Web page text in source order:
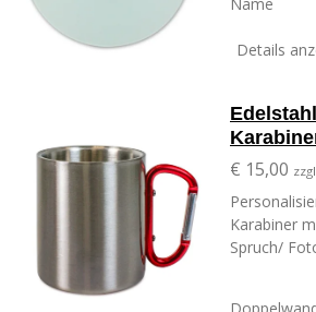
Details
€ 15,00 zzgl.
Karabiner
Spruch/